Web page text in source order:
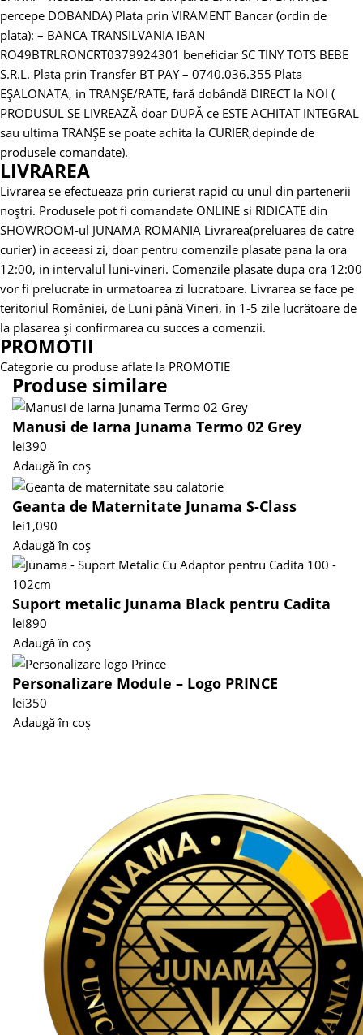
percepe DOBANDA) Plata prin VIRAMENT Bancar (ordin de
plata): – BANCA TRANSILVANIA IBAN
RO49BTRLRONCRT0379924301 beneficiar SC TINY TOTS BEBE
S.R.L. Plata prin Transfer BT PAY – 0740.036.355 Plata
EȘALONATA, in TRANȘE/RATE, fară dobândă DIRECT la NOI (
PRODUSUL SE LIVREAZĂ doar DUPĂ ce ESTE ACHITAT INTEGRAL
sau ultima TRANȘE se poate achita la CURIER,depinde de
produsele comandate).
LIVRAREA
Livrarea se efectueaza prin curierat rapid cu unul din partenerii
noștri. Produsele pot fi comandate ONLINE si RIDICATE din
SHOWROOM-ul JUNAMA ROMANIA Livrarea(preluarea de catre
curier) in aceeasi zi, doar pentru comenzile plasate pana la ora
12:00, in intervalul luni-vineri. Comenzile plasate dupa ora 12:00
vor fi prelucrate in urmatoarea zi lucratoare. Livrarea se face pe
teritoriul României, de Luni până Vineri, în 1-5 zile lucrătoare de
la plasarea și confirmarea cu succes a comenzii.
PROMOTII
Categorie cu produse aflate la PROMOTIE
Produse similare
Manusi de Iarna Junama Termo 02 Grey
lei390
Adaugă în coș
Geanta de Maternitate Junama S-Class
lei1,090
Adaugă în coș
Suport metalic Junama Black pentru Cadita
lei890
Adaugă în coș
Personalizare Module – Logo PRINCE
lei350
Adaugă în coș